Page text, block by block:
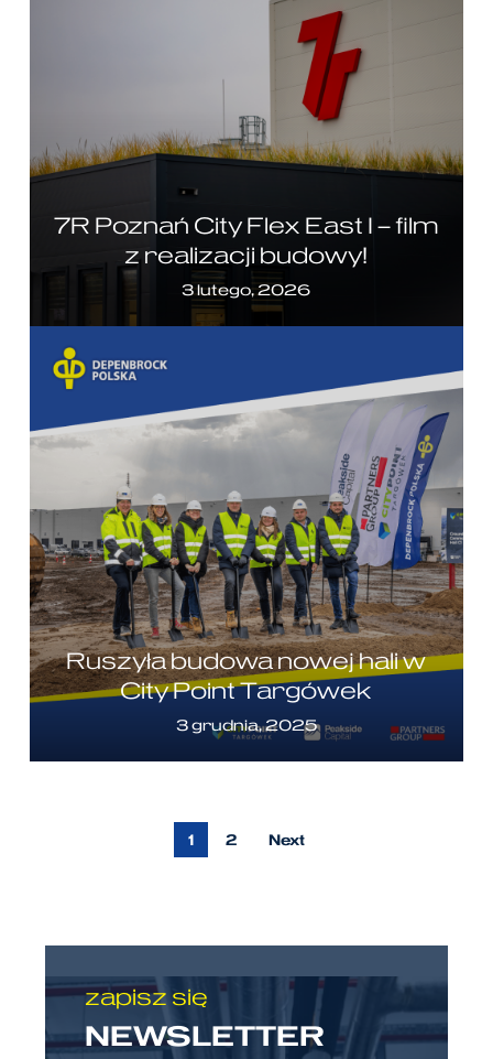
7R Poznań City Flex East I – film
z realizacji budowy!
3 lutego, 2026
Ruszyła budowa nowej hali w
City Point Targówek
3 grudnia, 2025
1 2 Next
zapisz się
NEWSLETTER